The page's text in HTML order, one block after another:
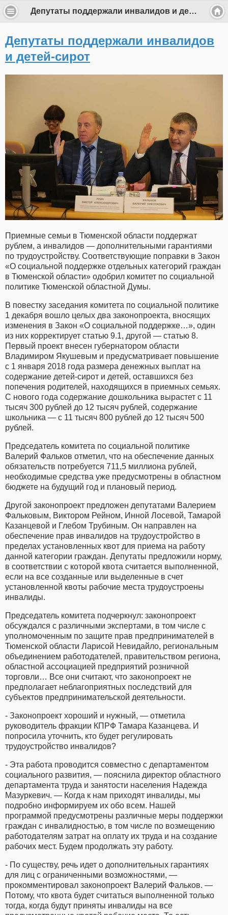
Депутаты поддержали инвалидов и детей-сирот
Депутаты поддержали инвалидов
и детей-сирот
Приемные семьи в Тюменской области поддержат
рублем, а инвалидов — дополнительными гарантиями
по трудоустройству. Соответствующие поправки в Закон
«О социальной поддержке отдельных категорий граждан
в Тюменской области» одобрил комитет по социальной
политике Тюменской областной Думы.
В повестку заседания комитета по социальной политике
1 декабря вошло целых два законопроекта, вносящих
изменения в Закон «О социальной поддержке…», один
из них корректирует статью 9.1, другой — статью 8.
Первый проект внесен губернатором области
Владимиром Якушевым и предусматривает повышение
с 1 января 2018 года размера денежных выплат на
содержание детей-сирот и детей, оставшихся без
попечения родителей, находящихся в приемных семьях.
С нового года содержание дошкольника вырастет с 11
тысяч 300 рублей до 12 тысяч рублей, содержание
школьника — с 11 тысяч 800 рублей до 12 тысяч 500
рублей.
Председатель комитета по социальной политике
Валерий Фальков отметил, что на обеспечение данных
обязательств потребуется 711,5 миллиона рублей,
необходимые средства уже предусмотрены в областном
бюджете на будущий год и плановый период.
Другой законопроект предложен депутатами Валерием
Фальковым, Виктором Рейном, Инной Лосевой, Тамарой
Казанцевой и Глебом Трубиным. Он направлен на
обеспечение прав инвалидов на трудоустройство в
пределах установленных квот для приема на работу
данной категории граждан. Депутаты предложили норму,
в соответствии с которой квота считается выполненной,
если на все созданные или выделенные в счет
установленной квоты рабочие места трудоустроены
инвалиды.
Председатель комитета подчеркнул: законопроект
обсуждался с различными экспертами, в том числе с
уполномоченным по защите прав предпринимателей в
Тюменской области Ларисой Невидайло, региональным
объединением работодателей, правительством региона,
областной ассоциацией предприятий розничной
торговли… Все они считают, что законопроект не
предполагает неблагоприятных последствий для
субъектов предпринимательской деятельности.
- Законопроект хороший и нужный, — отметила
руководитель фракции КПРФ Тамара Казанцева. И
попросила уточнить, кто будет регулировать
трудоустройство инвалидов?
- Эта работа проводится совместно с департаментом
социального развития, — пояснила директор областного
департамента труда и занятости населения Надежда
Мазуркевич. — Когда к нам приходят инвалиды, мы
подробно информируем их обо всем. Нашей
программой предусмотрены различные меры поддержки
граждан с инвалидностью, в том числе по возмещению
работодателям затрат на оплату их труда и на создание
рабочих мест. Будем продолжать эту работу.
- По существу, речь идет о дополнительных гарантиях
для лиц с ограниченными возможностями, —
прокомментировал законопроект Валерий Фальков. —
Потому, что квота будет считаться выполненной только
тогда, когда будут приняты инвалиды на все